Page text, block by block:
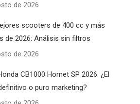
de 2026
scooters de 400 cc y más
de 2026: Análisis sin filtros
de 2026
CB1000 Hornet SP 2026: ¿El
o puro marketing?